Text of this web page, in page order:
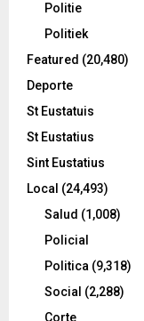
Politie
Politiek
Featured (20,480)
Deporte
St Eustatuis
St Eustatius
Sint Eustatius
Local (24,493)
Salud (1,008)
Policial
Politica (9,318)
Social (2,288)
Corte